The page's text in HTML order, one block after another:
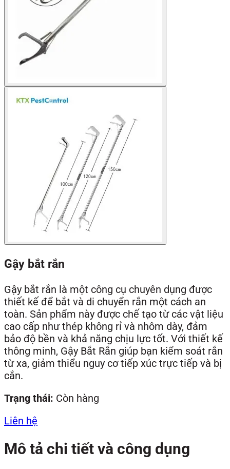
Gậy bắt rắn
Gậy bắt rắn là một công cụ chuyên dụng được
thiết kế để bắt và di chuyển rắn một cách an
toàn. Sản phẩm này được chế tạo từ các vật liệu
cao cấp như thép không rỉ và nhôm dày, đảm
bảo độ bền và khả năng chịu lực tốt. Với thiết kế
thông minh, Gậy Bắt Rắn giúp bạn kiểm soát rắn
từ xa, giảm thiểu nguy cơ tiếp xúc trực tiếp và bị
cắn.
Trạng thái: Còn hàng
Liên hệ
Mô tả chi tiết và công dụng